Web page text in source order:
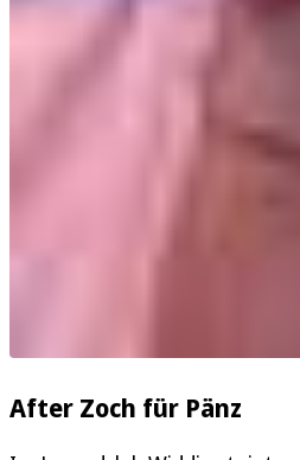
After Zoch für Pänz